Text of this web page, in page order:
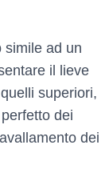
simile ad un
il lieve
superiori,
dei
dei